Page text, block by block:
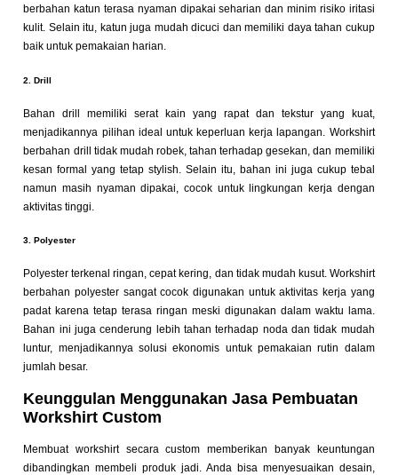
berbahan katun terasa nyaman dipakai seharian dan minim risiko iritasi
kulit. Selain itu, katun juga mudah dicuci dan memiliki daya tahan cukup
baik untuk pemakaian harian.
2. Drill
Bahan drill memiliki serat kain yang rapat dan tekstur yang kuat,
menjadikannya pilihan ideal untuk keperluan kerja lapangan. Workshirt
berbahan drill tidak mudah robek, tahan terhadap gesekan, dan memiliki
kesan formal yang tetap stylish. Selain itu, bahan ini juga cukup tebal
namun masih nyaman dipakai, cocok untuk lingkungan kerja dengan
aktivitas tinggi.
3. Polyester
Polyester terkenal ringan, cepat kering, dan tidak mudah kusut. Workshirt
berbahan polyester sangat cocok digunakan untuk aktivitas kerja yang
padat karena tetap terasa ringan meski digunakan dalam waktu lama.
Bahan ini juga cenderung lebih tahan terhadap noda dan tidak mudah
luntur, menjadikannya solusi ekonomis untuk pemakaian rutin dalam
jumlah besar.
Keunggulan Menggunakan Jasa Pembuatan
Workshirt Custom
Membuat workshirt secara custom memberikan banyak keuntungan
dibandingkan membeli produk jadi. Anda bisa menyesuaikan desain,